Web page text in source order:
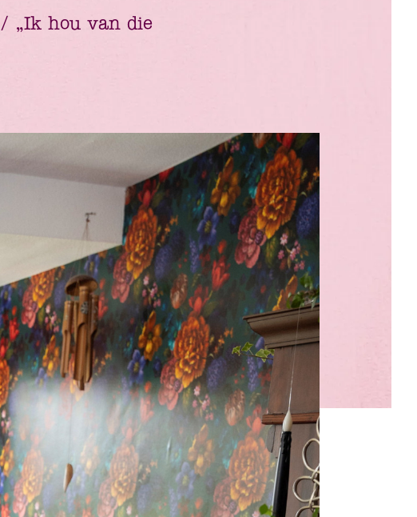
„Ik hou van die